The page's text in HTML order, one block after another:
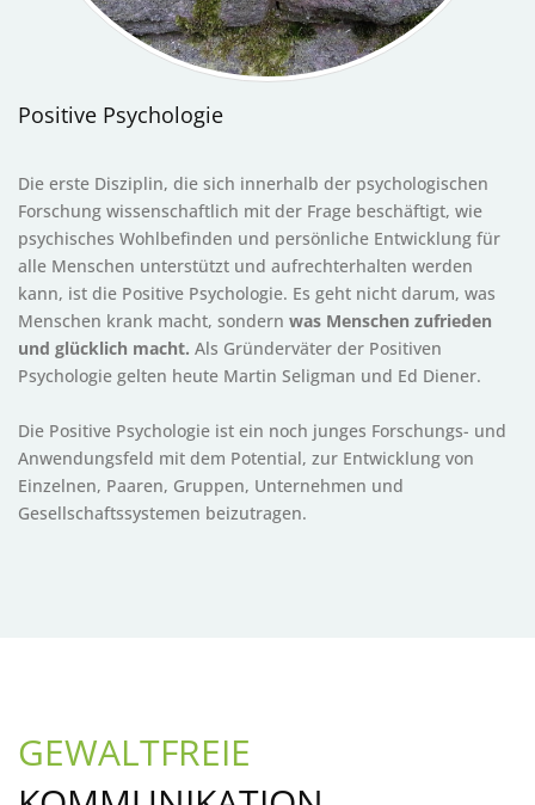
Positive Psychologie
Die erste Disziplin, die sich innerhalb der psychologischen
Forschung wissenschaftlich mit der Frage beschäftigt, wie
psychisches Wohlbefinden und persönliche Entwicklung für
alle Menschen unterstützt und aufrechterhalten werden
kann, ist die Positive Psychologie. Es geht nicht darum, was
Menschen krank macht, sondern was Menschen zufrieden
und glücklich macht. Als Gründerväter der Positiven
Psychologie gelten heute Martin Seligman und Ed Diener.
Die Positive Psychologie ist ein noch junges Forschungs- und
Anwendungsfeld mit dem Potential, zur Entwicklung von
Einzelnen, Paaren, Gruppen, Unternehmen und
Gesellschaftssystemen beizutragen.
GEWALTFREIE